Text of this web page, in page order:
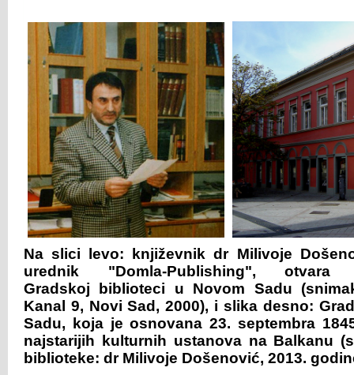
Na slici levo: književnik dr Milivoje
urednik "Domla-Publishing",
Gradskoj biblioteci u Novom Sadu
Kanal 9, Novi Sad, 2000), i slika desno:
Sadu, koja je osnovana 23. septembra
najstarijih kulturnih ustanova na Balkanu
biblioteke: dr Milivoje Došenović, 2013.